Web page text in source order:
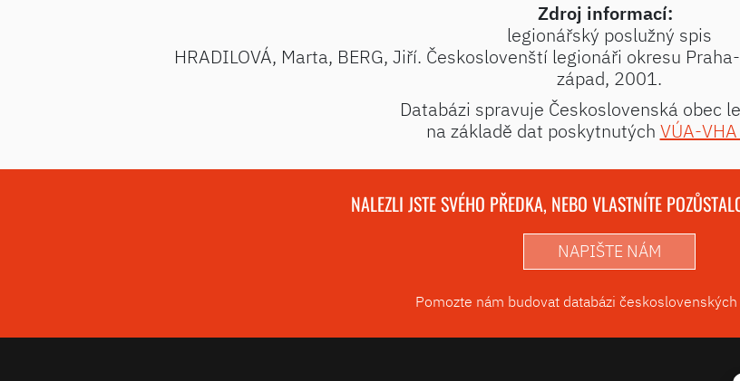
Zdroj informací:
legionářský poslužný spis
HRADILOVÁ, Marta, BERG, Jiří. Českoslovenští legionáři okresu
západ, 2001.
Databázi spravuje Československá obec
na základě dat poskytnutých VÚA-
NALEZLI JSTE SVÉHO PŘEDKA, NEBO VLASTNÍTE
NAPIŠTE NÁM
Pomozte nám budovat databázi